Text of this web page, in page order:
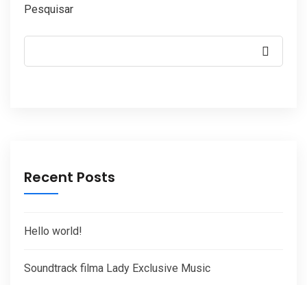
Pesquisar
Recent Posts
Hello world!
Soundtrack filma Lady Exclusive Music